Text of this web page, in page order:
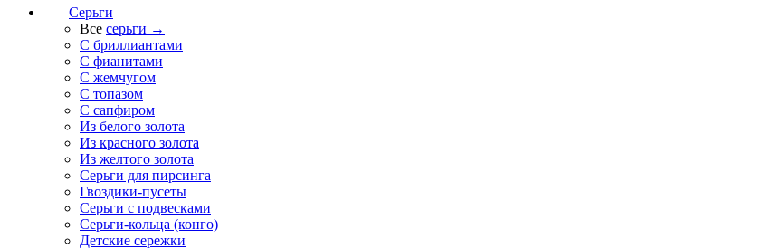
Серьги
Все серьги →
С бриллиантами
С фианитами
С жемчугом
С топазом
С сапфиром
Из белого золота
Из красного золота
Из желтого золота
Серьги для пирсинга
Гвоздики-пусеты
Серьги с подвесками
Серьги-кольца (конго)
Детские сережки